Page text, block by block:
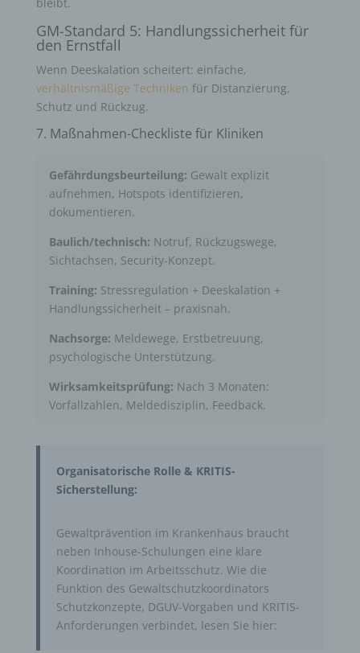
GM-Standard 5: Handlungssicherheit für
den Ernstfall
Wenn Deeskalation scheitert: einfache,
verhältnismäßige Techniken für Distanzierung,
Schutz und Rückzug.
7. Maßnahmen-Checkliste für Kliniken
Gefährdungsbeurteilung: Gewalt explizit
aufnehmen, Hotspots identifizieren,
dokumentieren.
Baulich/technisch: Notruf, Rückzugswege,
Sichtachsen, Security-Konzept.
Training: Stressregulation + Deeskalation +
Handlungssicherheit – praxisnah.
Nachsorge: Meldewege, Erstbetreuung,
psychologische Unterstützung.
Wirksamkeitsprüfung: Nach 3 Monaten:
Vorfallzahlen, Meldedisziplin, Feedback.
Organisatorische Rolle & KRITIS-
Sicherstellung:
Gewaltprävention im Krankenhaus braucht
neben Inhouse-Schulungen eine klare
Koordination im Arbeitsschutz. Wie die
Funktion des Gewaltschutzkoordinators
Schutzkonzepte, DGUV-Vorgaben und KRITIS-
Anforderungen verbindet, lesen Sie hier: